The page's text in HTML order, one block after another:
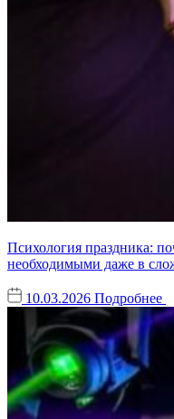
Психология праздника:
необходимыми даже в
10.03.2026 Подробнее